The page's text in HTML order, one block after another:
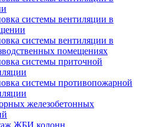
системы вентиляции в
системы вентиляции в
помещениях
системы приточной
системы противопожарной
железобетонных